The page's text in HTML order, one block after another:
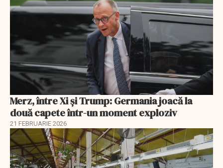
Merz, între Xi și Trump: Germania joacă la
două capete într-un moment exploziv
21 FEBRUARIE 2026